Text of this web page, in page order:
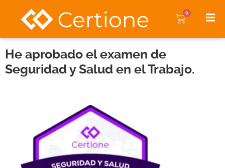
0
He aprobado el examen de
Seguridad y Salud en el Trabajo.